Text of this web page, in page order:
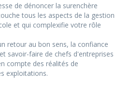
de dénoncer la surenchère
tous les aspects de la gestion
et qui complexifie votre rôle
retour au bon sens, la confiance
savoir-faire de chefs d'entreprises
compte des réalités de
exploitations.